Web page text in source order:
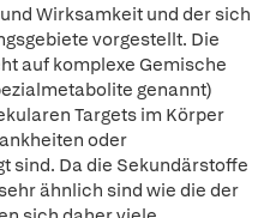
Wirksamkeit und der sich
vorgestellt. Die
auf komplexe Gemische
genannt)
Targets im Körper
oder
sind. Da die Sekundärstoffe
ähnlich sind wie die der